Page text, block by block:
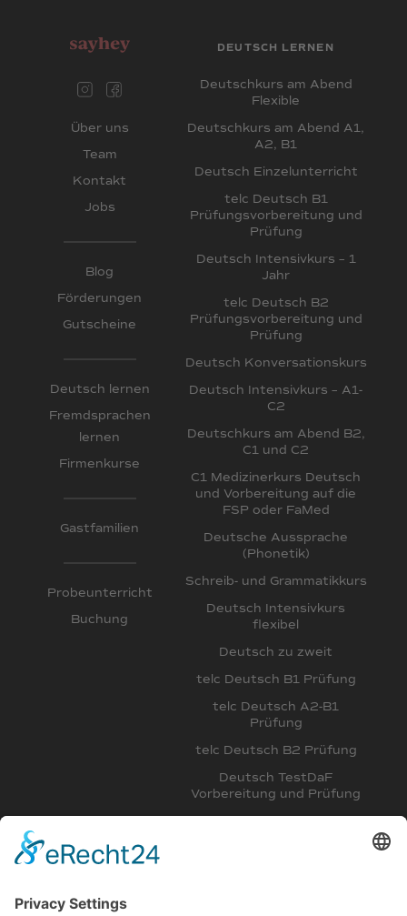
Über uns
Team
Kontakt
Jobs
Blog
Förderungen
Gutscheine
Deutsch lernen
Fremdsprachen
lernen
Firmenkurse
Gastfamilien
Probeunterricht
Buchung
DEUTSCH LERNEN
Deutschkurs am Abend
Flexible
Deutschkurs am Abend A1,
A2, B1
Deutsch Einzelunterricht
telc Deutsch B1
Prüfungsvorbereitung und
Prüfung
Deutsch Intensivkurs – 1
Jahr
telc Deutsch B2
Prüfungsvorbereitung und
Prüfung
Deutsch Konversationskurs
Deutsch Intensivkurs – A1-
C2
Deutschkurs am Abend B2,
C1 und C2
C1 Medizinerkurs Deutsch
und Vorbereitung auf die
FSP oder FaMed
Deutsche Aussprache
(Phonetik)
Schreib- und Grammatikkurs
Deutsch Intensivkurs
flexibel
Deutsch zu zweit
telc Deutsch B1 Prüfung
telc Deutsch A2-B1
Prüfung
telc Deutsch B2 Prüfung
Deutsch TestDaF
Vorbereitung und Prüfung